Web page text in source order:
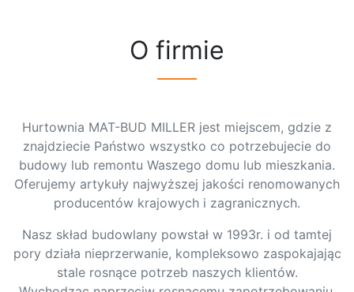
O firmie
Hurtownia MAT-BUD MILLER jest miejscem, gdzie z
znajdziecie Państwo wszystko co potrzebujecie do
budowy lub remontu Waszego domu lub mieszkania.
Oferujemy artykuły najwyższej jakości renomowanych
producentów krajowych i zagranicznych.
Nasz skład budowlany powstał w 1993r. i od tamtej
pory działa nieprzerwanie, kompleksowo zaspokajając
stale rosnące potrzeb naszych klientów.